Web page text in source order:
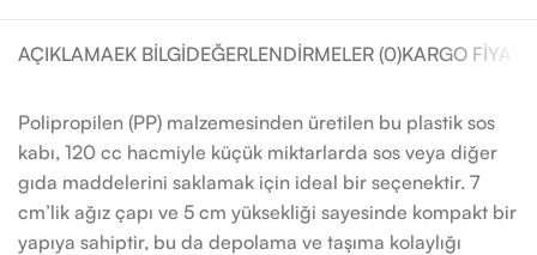
AÇIKLAMAEK BILGIDEĞERLENDIRMELER (0)KARGO
Polipropilen (PP) malzemesinden üretilen bu plastik sos
kabı, 120 cc hacmiyle küçük miktarlarda sos veya diğer
gıda maddelerini saklamak için ideal bir seçenektir. 7
cm’lik ağız çapı ve 5 cm yüksekliği sayesinde kompakt bir
yapıya sahiptir, bu da depolama ve taşıma kolaylığı